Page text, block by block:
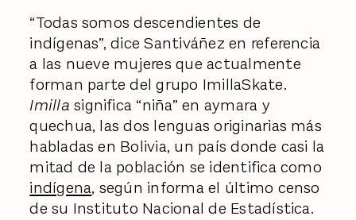
“Todas somos descendientes de
indígenas”, dice Santiváñez en referencia
a las nueve mujeres que actualmente
forman parte del grupo ImillaSkate.
Imilla significa “niña” en aymara y
quechua, las dos lenguas originarias más
habladas en Bolivia, un país donde casi la
mitad de la población se identifica como
indígena, según informa el último censo
de su Instituto Nacional de Estadística.